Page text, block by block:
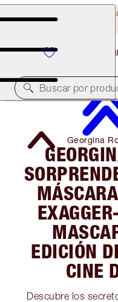
Consigue una brocha
Buscar por
Georgina
Nueva
Volume
Festival De
EDICIÓN
CINE
Descubre los